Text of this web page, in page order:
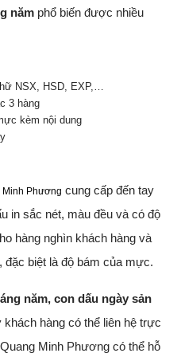
năm phổ biến được nhiều
NSX, HSD, EXP,…
3 hàng
kèm nội dung
Minh Phương cung cấp đến tay
in sắc nét, màu đều và có độ
hàng nghìn khách hàng và
biệt là độ bám của mực.
năm, con dấu ngày sản
khách hàng có thể liên hệ trực
Minh Phương có thể hỗ